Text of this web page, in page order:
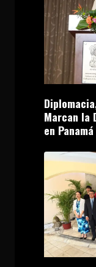
Marcan la
en Panamá